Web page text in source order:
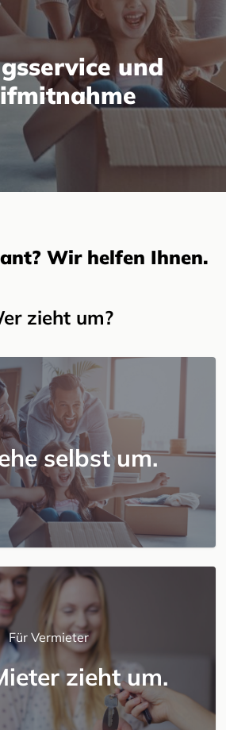
und
Wir helfen Ihnen.
zieht um?
selbst um.
Für Vermieter
zieht um.